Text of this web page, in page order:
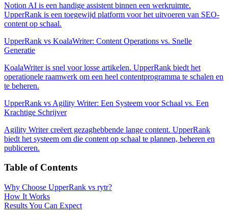
Notion AI is een handige assistent binnen een werkruimte.
UpperRank is een toegewijd platform voor het uitvoeren van SEO-
content op schaal.
UpperRank vs KoalaWriter: Content Operations vs. Snelle
Generatie
KoalaWriter is snel voor losse artikelen. UpperRank biedt het
operationele raamwerk om een heel contentprogramma te schalen en
te beheren.
UpperRank vs Agility Writer: Een Systeem voor Schaal vs. Een
Krachtige Schrijver
Agility Writer creëert gezaghebbende lange content. UpperRank
biedt het systeem om die content op schaal te plannen, beheren en
publiceren.
Table of Contents
Why Choose UpperRank vs rytr?
How It Works
Results You Can Expect